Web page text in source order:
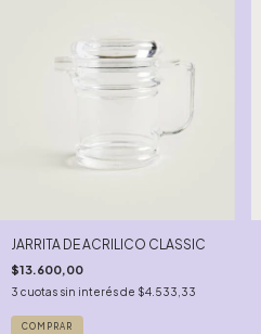
JARRITA DE ACRILICO CLASSIC
$13.600,00
3 cuotas sin interés de $4.533,33